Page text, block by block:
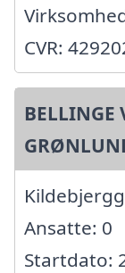
CVR:
BELLINGE
Ansatte: 0
Startdato: